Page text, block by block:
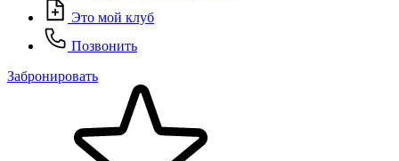
Это мой клуб
Позвонить
Забронировать